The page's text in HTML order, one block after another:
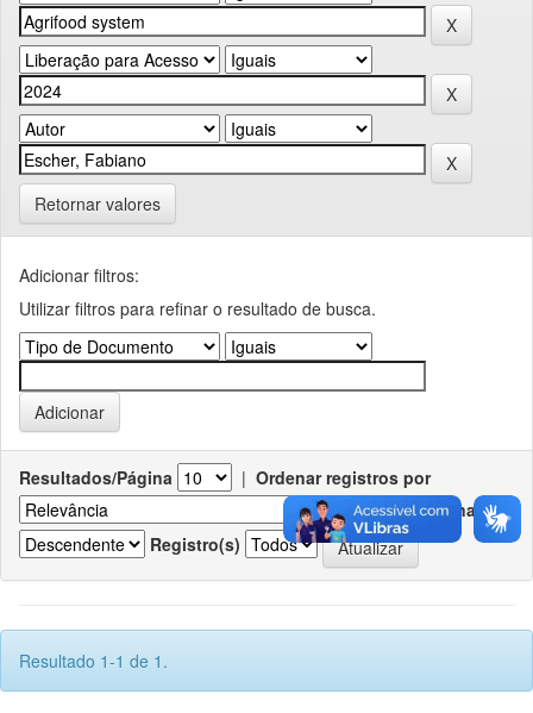
Retornar valores
Adicionar filtros:
Utilizar filtros para refinar o resultado de busca.
Resultados/Página | Ordenar registros por
Ordenar
Registro(s)
Resultado 1-1 de 1.